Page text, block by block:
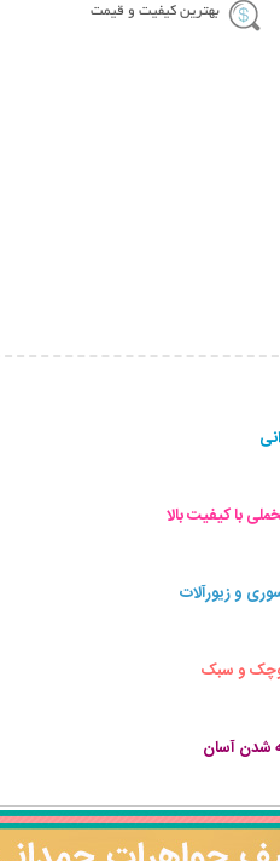
بهترین کیفیت و قیمت
با کیفیت بالا
و زیورآلات
و سبک
شدن آسان